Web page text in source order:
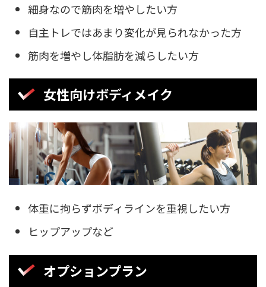
細身なので筋肉を増やしたい方
自主トレではあまり変化が見られなかった方
筋肉を増やし体脂肪を減らしたい方
女性向けボディメイク
体重に拘らずボディラインを重視したい方
ヒップアップなど
オプションプラン